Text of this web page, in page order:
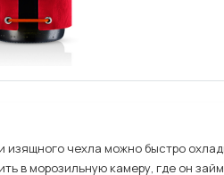
изящного чехла можно быстро
в морозильную камеру, где он